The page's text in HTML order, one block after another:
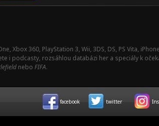
Xbox 360, PlayStation 3, Wii, 3DS, DS, PS Vita,
i podcasty, rozsáhlou databázi her a speciály k
nebo FIFA.
facebook twitter